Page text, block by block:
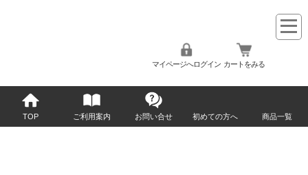
マイページへログイン カートをみる
TOP ご利用案内 お問い合せ 初めての方へ 商品一覧